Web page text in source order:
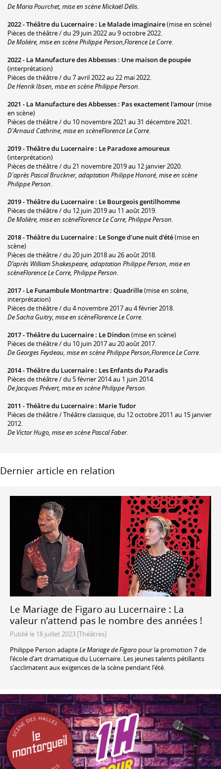
De Maria Pourchet, mise en scène Mickaël Délis
2022 -Théâtre du Lucernaire : Le Malade imaginaire(mise en scène)
Pièces de théâtre / du 29 juin 2022 au 9 octobre 2022.
De Molière, mise en scène Philippe Person,Florence Le Corre
2022 - La Manufacture des Abbesses : Une maison de poupée
(interprétation)
Pièces de théâtre / du 7 avril 2022 au 22 mai 2022.
De Henrik Ibsen, mise en scène Philippe Person
2021 - La Manufacture des Abbesses : Pas exactement l'amour(mise
en scène)
Pièces de théâtre / du 10 novembre 2021 au 31 décembre 2021.
D'Arnaud Cathrine, mise en scèneFlorence Le Corre
2019 -Théâtre du Lucernaire : Le Paradoxe amoureux
(interprétation)
Pièces de théâtre / du 21 novembre 2019 au 12 janvier 2020.
D'après Pascal Bruckner, adaptation Philippe Honoré, mise en scène
Philippe Person
2019 -Théâtre du Lucernaire : Le Bourgeois gentilhomme
Pièces de théâtre / du 12 juin 2019 au 11 août 2019.
De Molière, mise en scèneFlorence Le Corre, Philippe Person
2018 -Théâtre du Lucernaire : Le Songe d'une nuit d'été(mise en
scène)
Pièces de théâtre / du 20 juin 2018 au 26 août 2018.
D’après William Shakespeare, adaptation Philippe Person, mise en
scèneFlorence Le Corre, Philippe Person
2017 - Le Funambule Montmartre : Quadrille(mise en scène,
interprétation)
Pièces de théâtre / du 4 novembre 2017 au 4 février 2018.
De Sacha Guitry, mise en scèneFlorence Le Corre
2017 -Théâtre du Lucernaire : Le Dindon(mise en scène)
Pièces de théâtre / du 10 juin 2017 au 20 août 2017.
De Georges Feydeau, mise en scène Philippe Person,Florence Le Corre
2014 -Théâtre du Lucernaire : Les Enfants du Paradis
Pièces de théâtre / du 5 février 2014 au 1 juin 2014.
De Jacques Prévert, mise en scène Philippe Person
2011 -Théâtre du Lucernaire : Marie Tudor
Pièces de théâtre / Théâtre classique, du 12 octobre 2011 au 15 janvier
2012.
De Victor Hugo, mise en scène Pascal Faber.
Dernier article en relation
Le Mariage de Figaro au Lucernaire : La
valeur n’attend pas le nombre des années !
Publié le 18 juillet 2023 [Théâtres]
Philippe Person adapteLe Mariage de Figaro pour la promotion 7 de
l’école d’art dramatique du Lucernaire. Les jeunes talents pétillants
s’acclimatent aux exigences de la scène pendant l’été.